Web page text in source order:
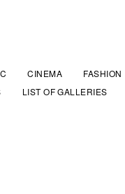
CINEMA FASHION
LIST OF GALLERIES